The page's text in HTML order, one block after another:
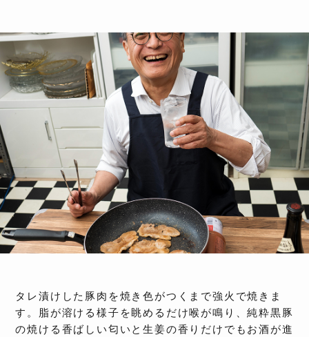
タレ漬けした豚肉を焼き色がつくまで強火で焼きま
す。脂が溶ける様子を眺めるだけ喉が鳴り、純粋黒豚
の焼ける香ばしい匂いと生姜の香りだけでもお酒が進